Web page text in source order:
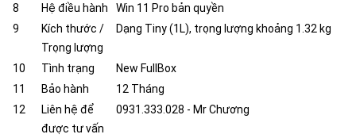
8
Hệ điều hành
Win 11 Pro bản quyền
9
Kích thước /
Trọng lượng
Dạng Tiny (1L), trọng lượng khoảng 1.32 kg
10 Tình trạng
New FullBox
11
Bảo hành
12 Tháng
12
Liên hệ để
được tư vấn
0931.333.028 - Mr Chương